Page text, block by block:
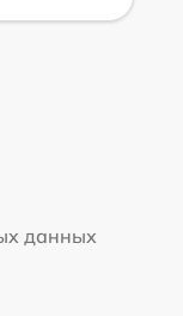
данных